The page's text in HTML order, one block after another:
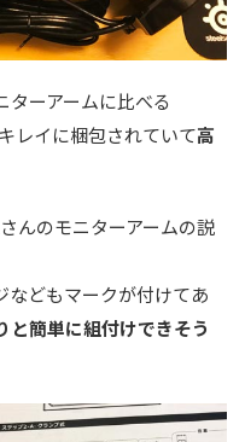
ターアームに比べる
レイに梱包されていて高
んのモニターアームの説
などもマークが付けてあ
と簡単に組付けできそう